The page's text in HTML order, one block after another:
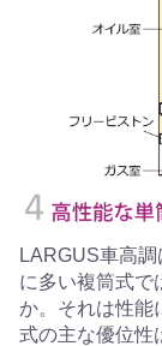
LARGUS車高
に多い複筒式で
か。それは性能
式の主な優位性